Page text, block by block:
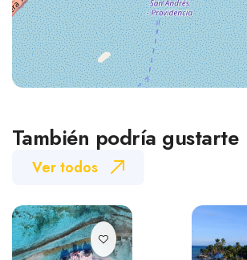
También podría gustarte
Ver todos